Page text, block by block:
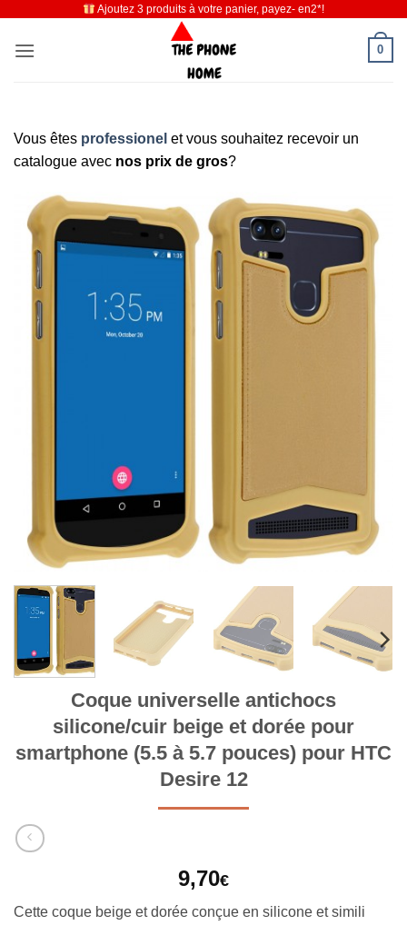
contenu
Ajoutez 3 produits à votre panier, payez- en2*!
0
Vous êtes professionel et vous souhaitez recevoir un
catalogue avec nos prix de gros?
Coque universelle antichocs
silicone/cuir beige et dorée pour
smartphone (5.5 à 5.7 pouces) pour HTC
Desire 12
9,70€
Cette coque beige et dorée conçue en silicone et simili